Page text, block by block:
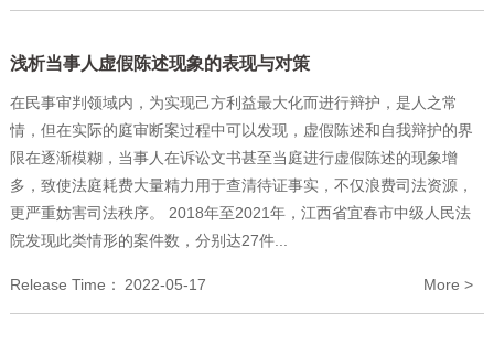
浅析当事人虚假陈述现象的表现与对策
在民事审判领域内，为实现己方利益最大化而进行辩护，是人之常
情，但在实际的庭审断案过程中可以发现，虚假陈述和自我辩护的界
限在逐渐模糊，当事人在诉讼文书甚至当庭进行虚假陈述的现象增
多，致使法庭耗费大量精力用于查清待证事实，不仅浪费司法资源，
更严重妨害司法秩序。 2018年至2021年，江西省宜春市中级人民法
院发现此类情形的案件数，分别达27件...
Release Time： 2022-05-17 More >